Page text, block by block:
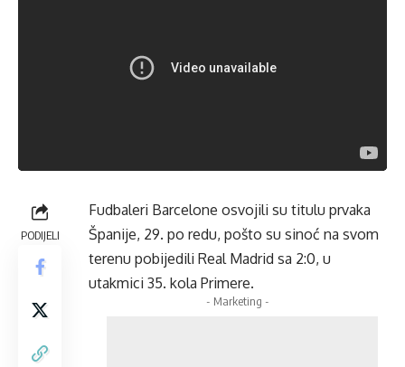
PODIJELI
Fudbaleri Barcelone osvojili su titulu prvaka
Španije, 29. po redu, pošto su sinoć na svom
terenu pobijedili Real Madrid sa 2:0, u
utakmici 35. kola Primere.
- Marketing -